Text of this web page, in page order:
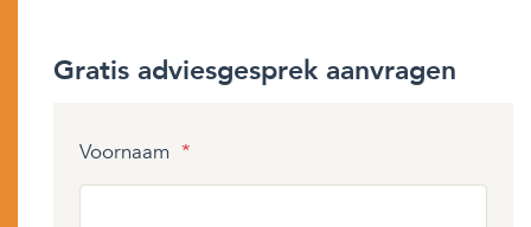
Gratis adviesgesprek aanvragen
Voornaam *